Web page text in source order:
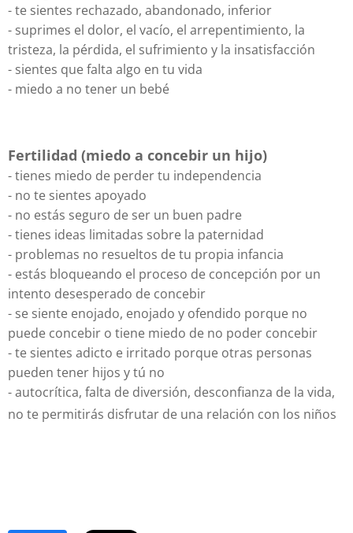
- te sientes rechazado, abandonado, inferior
- suprimes el dolor, el vacío, el arrepentimiento, la
tristeza, la pérdida, el sufrimiento y la insatisfacción
- sientes que falta algo en tu vida
- miedo a no tener un bebé
Fertilidad (miedo a concebir un hijo)
- tienes miedo de perder tu independencia
- no te sientes apoyado
- no estás seguro de ser un buen padre
- tienes ideas limitadas sobre la paternidad
- problemas no resueltos de tu propia infancia
- estás bloqueando el proceso de concepción por un
intento desesperado de concebir
- se siente enojado, enojado y ofendido porque no
puede concebir o tiene miedo de no poder concebir
- te sientes adicto e irritado porque otras personas
pueden tener hijos y tú no
- autocrítica, falta de diversión, desconfianza de la vida,
no te permitirás disfrutar de una relación con los niños